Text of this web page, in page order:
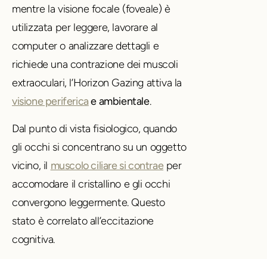
mentre la visione focale (foveale) è
utilizzata per leggere, lavorare al
computer o analizzare dettagli e
richiede una contrazione dei muscoli
extraoculari, l’Horizon Gazing attiva la
visione perifericae ambientale.
Dal punto di vista fisiologico, quando
gli occhi si concentrano su un oggetto
vicino, il muscolo ciliare si contraeper
accomodare il cristallino e gli occhi
convergono leggermente. Questo
stato è correlato all’eccitazione
cognitiva.